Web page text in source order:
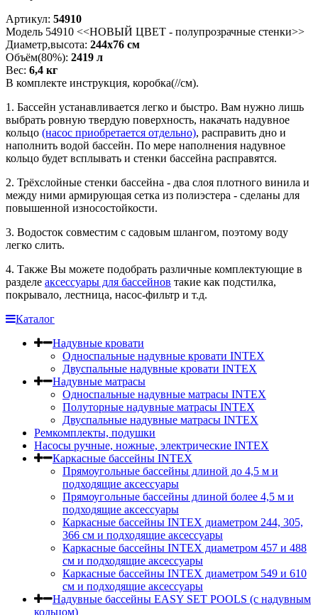
Артикул: 54910
Модель 54910 <<НОВЫЙ ЦВЕТ - полупрозрачные стенки>>
Диаметр,высота: 244х76 см
Объём(80%): 2419 л
Вес: 6,4 кг
В комплекте инструкция, коробка(//см).
1. Бассейн устанавливается легко и быстро. Вам нужно лишь
выбрать ровную твердую поверхность, накачать надувное
кольцо (насос приобретается отдельно), расправить дно и
наполнить водой бассейн. По мере наполнения надувное
кольцо будет всплывать и стенки бассейна расправятся.
2. Трёхслойные стенки бассейна - два слоя плотного винила и
между ними армирующая сетка из полиэстера - сделаны для
повышенной износостойкости.
3. Водосток совместим с садовым шлангом, поэтому воду
легко слить.
4. Также Вы можете подобрать различные комплектующие в
разделе аксессуары для бассейнов такие как подстилка,
покрывало, лестница, насос-фильтр и т.д.
Каталог
Надувные кровати
Односпальные надувные кровати INTEX
Двуспальные надувные кровати INTEX
Надувные матрасы
Односпальные надувные матрасы INTEX
Полуторные надувные матрасы INTEX
Двуспальные надувные матрасы INTEX
Ремкомплекты, подушки
Насосы ручные, ножные, электрические INTEX
Каркасные бассейны INTEX
Прямоугольные бассейны длиной до 4,5 м и
подходящие аксессуары
Прямоугольные бассейны длиной более 4,5 м и
подходящие аксессуары
Каркасные бассейны INTEX диаметром 244, 305,
366 см и подходящие аксессуары
Каркасные бассейны INTEX диаметром 457 и 488
cм и подходящие аксессуары
Каркасные бассейны INTEX диаметром 549 и 610
см и подходящие аксессуары
Надувные бассейны EASY SET POOLS (с надувным
кольцом)